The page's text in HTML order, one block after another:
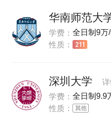
华南师范大
学费： 全日制9万
性质：
深圳大学
学费： 全日制9.9
性质：